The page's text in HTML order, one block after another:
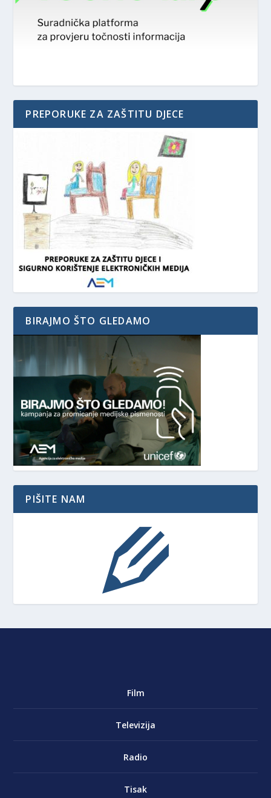
PREPORUKE ZA ZAŠTITU DJECE
BIRAJMO ŠTO GLEDAMO
PIŠITE NAM
Film
Televizija
Radio
Tisak